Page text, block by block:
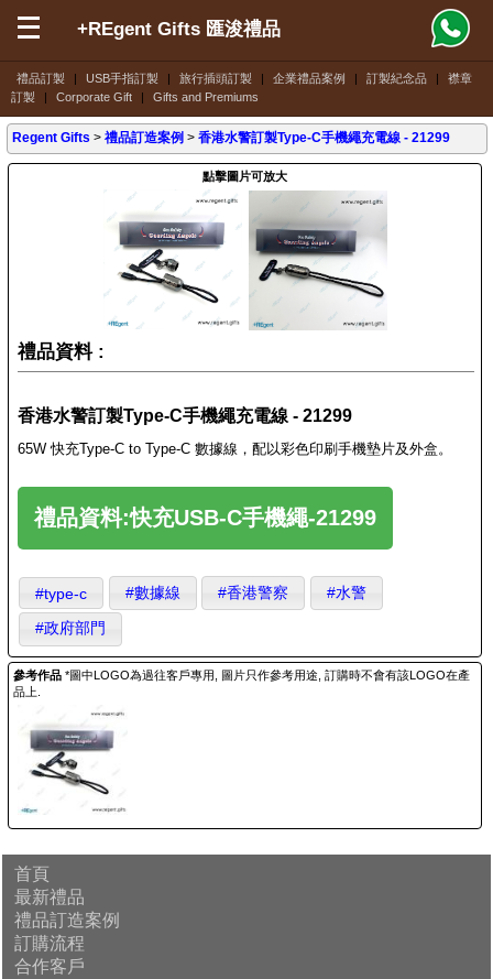
禮品訂製 | USB手指訂製 | 旅行插頭訂製 | 企業禮品案例 | 訂製紀念品 |
襟章
訂製
| Corporate Gift | Gifts and Premiums
+REgent Gifts 匯浚禮品
Regent Gifts >禮品訂造案例 >香港水警訂製Type-C手機繩充電線 - 21299
點擊圖片可放大
禮品資料 :
香港水警訂製Type-C手機繩充電線 - 21299
65W 快充Type-C to Type-C 數據線，配以彩色印刷手機墊片及外盒。
禮品資料:快充USB-C手機繩-21299
#type-c #數據線 #香港警察 #水警
#政府部門
參考作品 *圖中LOGO為過往客戶專用, 圖片只作參考用途, 訂購時不會有該LOGO在產
品上.
首頁
最新禮品
禮品訂造案例
訂購流程
合作客戶